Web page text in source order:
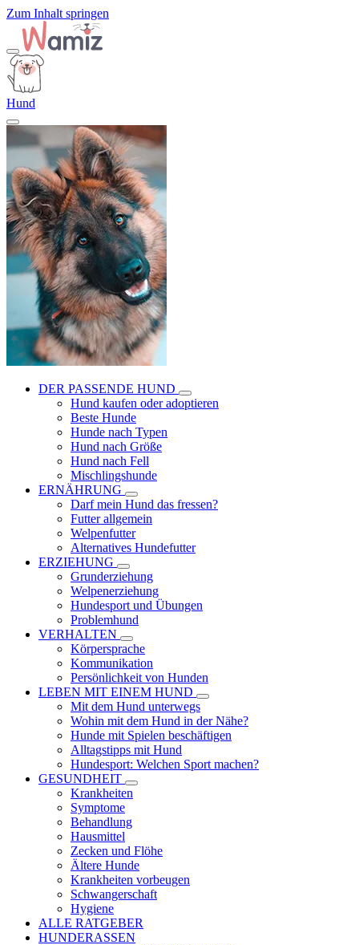
Zum Inhalt springen
Hund
DER PASSENDE HUND
Hund kaufen oder adoptieren
Beste Hunde
Hunde nach Typen
Hund nach Größe
Hund nach Fell
Mischlingshunde
ERNÄHRUNG
Darf mein Hund das fressen?
Futter allgemein
Welpenfutter
Alternatives Hundefutter
ERZIEHUNG
Grunderziehung
Welpenerziehung
Hundesport und Übungen
Problemhund
VERHALTEN
Körpersprache
Kommunikation
Persönlichkeit von Hunden
LEBEN MIT EINEM HUND
Mit dem Hund unterwegs
Wohin mit dem Hund in der Nähe?
Hunde mit Spielen beschäftigen
Alltagstipps mit Hund
Hundesport: Welchen Sport machen?
GESUNDHEIT
Krankheiten
Symptome
Behandlung
Hausmittel
Zecken und Flöhe
Ältere Hunde
Krankheiten vorbeugen
Schwangerschaft
Hygiene
ALLE RATGEBER
HUNDERASSEN